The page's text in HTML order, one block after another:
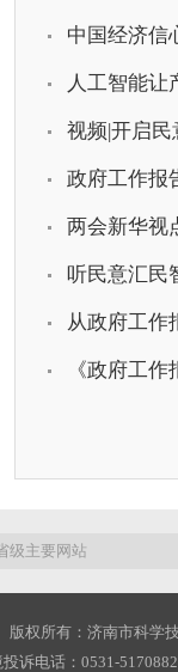
中国经济信
人工智能让
视频|开启
政府工作报
两会新华视
听民意汇民
从政府工作
《政府工
版权所有：济南市科学
诉电话：0531-